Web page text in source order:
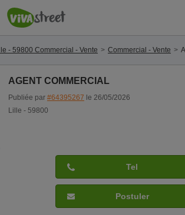
- 59800 Commercial - Vente Commercial - Vente
AGENT COMMERCIAL
Publiée par #64395267 le 26/05/2026
Lille - 59800
Tel
Postuler